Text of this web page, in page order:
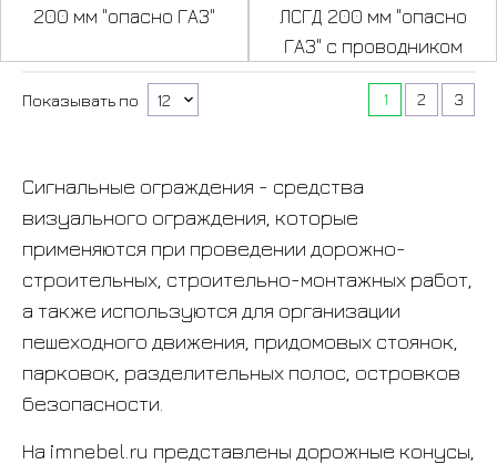
200 мм "опасно ГАЗ"
ЛСГД 200 мм "опасно
ГАЗ" с проводником
Показывать по 1 2 3
Сигнальные ограждения - средства
визуального ограждения, которые
применяются при проведении дорожно-
строительных, строительно-монтажных работ,
а также используются для организации
пешеходного движения, придомовых стоянок,
парковок, разделительных полос, островков
безопасности.
На imnebel.ru представлены дорожные конусы,